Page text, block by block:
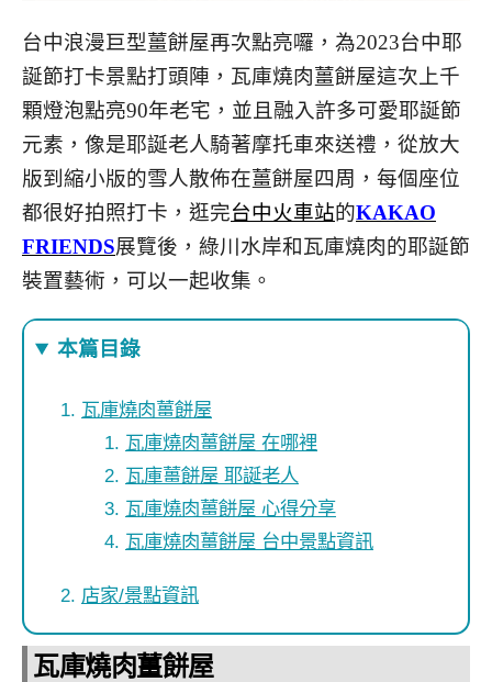
台中浪漫巨型薑餅屋再次點亮囉，為2023台中耶
誕節打卡景點打頭陣，瓦庫燒肉薑餅屋這次上千
顆燈泡點亮90年老宅，並且融入許多可愛耶誕節
元素，像是耶誕老人騎著摩托車來送禮，從放大
版到縮小版的雪人散佈在薑餅屋四周，每個座位
都很好拍照打卡，逛完台中火車站的KAKAO
FRIENDS展覽後，綠川水岸和瓦庫燒肉的耶誕節
裝置藝術，可以一起收集。
本篇目錄
瓦庫燒肉薑餅屋
瓦庫燒肉薑餅屋 在哪裡
瓦庫薑餅屋 耶誕老人
瓦庫燒肉薑餅屋 心得分享
瓦庫燒肉薑餅屋 台中景點資訊
店家/景點資訊
瓦庫燒肉薑餅屋